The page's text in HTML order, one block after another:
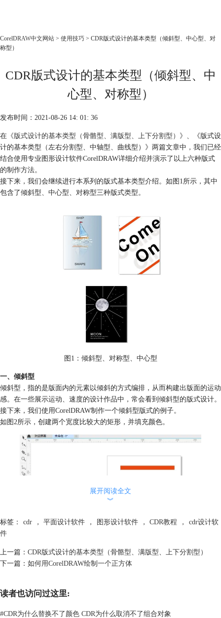
产品
教程
下载
购买
CorelDRAW中文网站 > 使用技巧 > CDR版式设计的基本类型（倾斜型、中心型、对
称型）
CDR版式设计的基本类型（倾斜型、中
心型、对称型）
发布时间：2021-08-26 14: 01: 36
在 《版式设计的基本类型（骨骼型、满版型、上下分割型）》
、《版式设
计的基本类型（左右分割型、中轴型、曲线型）》两篇文章中，我们已经
结合使用专业图形设计软件CorelDRAW详细介绍并演示了以上六种版式
的制作方法。
接下来，我们会继续进行本系列的版式基本类型介绍。如图1所示，其中
包含了倾斜型、中心型、对称型三种版式类型。
图1：倾斜型、对称型、中心型
一、倾斜型
倾斜型，指的是版面内的元素以倾斜的方式编排，从而构建出版面的运动
感。在一些展示运动、速度的设计作品中，常会看到倾斜型的版式设计。
接下来，我们使用CorelDRAW制作一个倾斜型版式的例子。
如图2所示，创建两个宽度比较大的矩形，并填充颜色。
接着，如图3所示，选中矩形，设置35度的旋转角度，并分别将两个矩形
展开阅读全文
︾
标签： cdr ， 平面设计软件 ， 图形设计软件 ， CDR教程 ，
cdr设计软
件
上一篇： CDR版式设计的基本类型（骨骼型、满版型、上下分割型）
下一篇： 如何用CorelDRAW绘制一个正方体
读者也访问过这里:
#CDR为什么替换不了颜色 CDR为什么取消不了组合对象